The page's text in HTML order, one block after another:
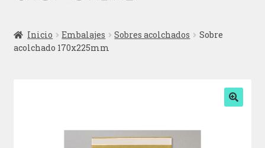
Podcast
Inicio Embalajes Sobres acolchados
Sobre
acolchado 170x225mm